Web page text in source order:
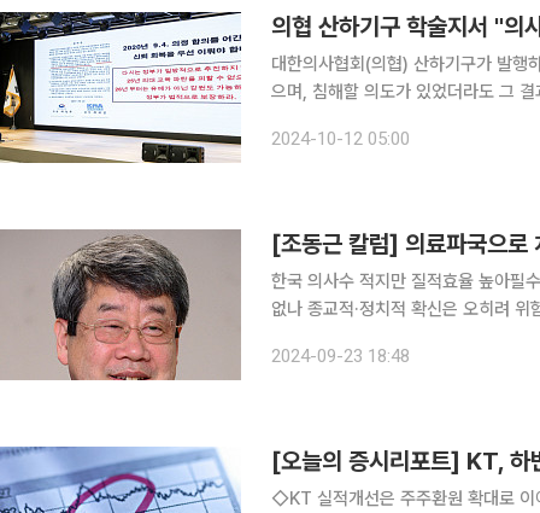
의협 산하기구 학술지서 "의
대한의사협회(의협) 산하기구가 발행
으며, 침해할 의도가 있었더라도 그 결과에
으로 다뤘다. 의료정책포럼은 한국학
2024-10-12 05:00
[조동근 칼럼] 의료파국으로
한국 의사수 적지만 질적효율 높아필
없나 종교적·정치적 확신은 오히려 위험할 수 있다. ‘무오류의 함정’에 빠질 수 있기 때문이다. 이론
설’에 지나지 않는다. ‘반증가능성’을
2024-09-23 18:48
[오늘의 증시리포트] KT, 하
◇KT 실적개선은 주주환원 확대로 이